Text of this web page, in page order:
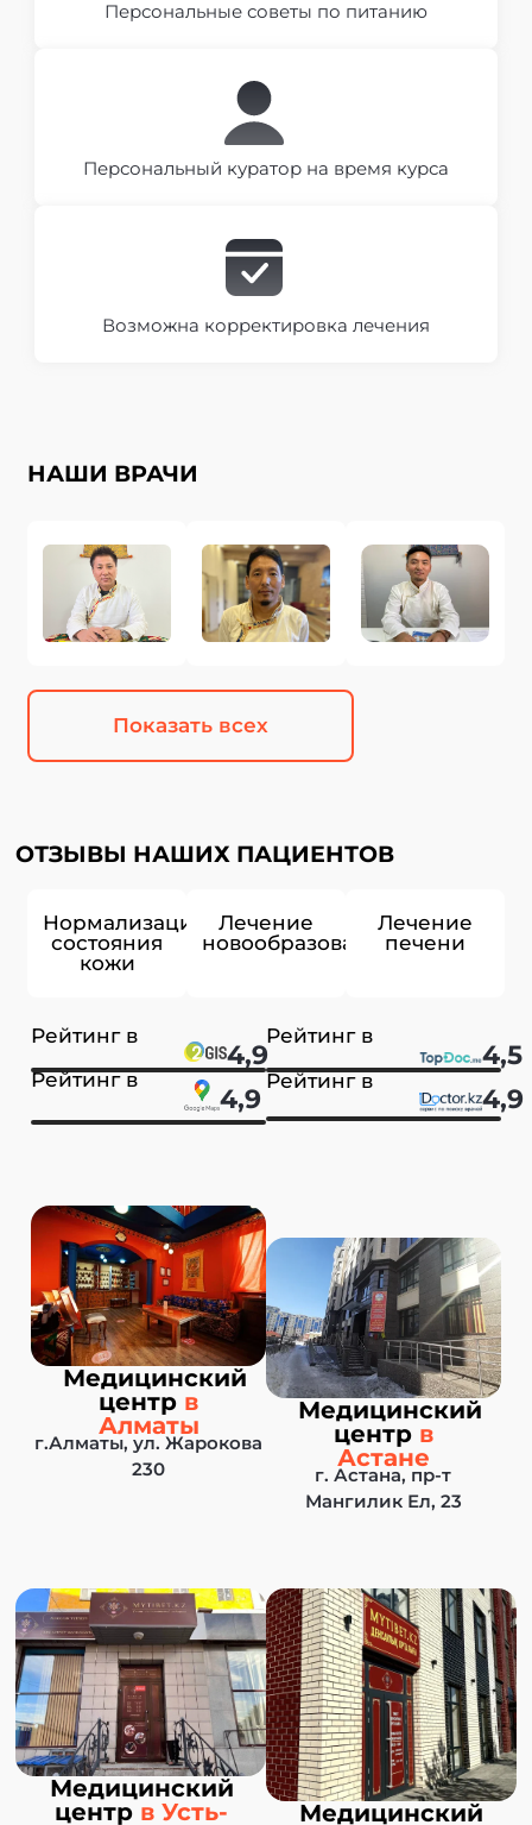
Персональные советы по питанию
Персональный куратор на время курса
Возможна корректировка лечения
НАШИ ВРАЧИ
Показать всех
ОТЗЫВЫ НАШИХ ПАЦИЕНТОВ
Нормализация
состояния
кожи
Лечение
новообразований
Лечение
печени
4,9
Рейтинг в
4,5
Рейтинг в
4,9
Рейтинг в
4,9
Рейтинг в
Медицинский
центр в
Алматы
г.Алматы, ул. Жарокова
230
Медицинский
центр в
Астане
г. Астана, пр-т
Мангилик Ел, 23
Медицинский
центр в Усть-
Медицинский